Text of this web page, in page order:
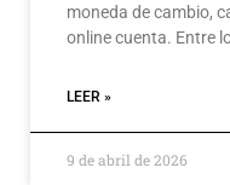
moneda de cambio,
online cuenta. Entre
LEER »
9 de abril de 2026